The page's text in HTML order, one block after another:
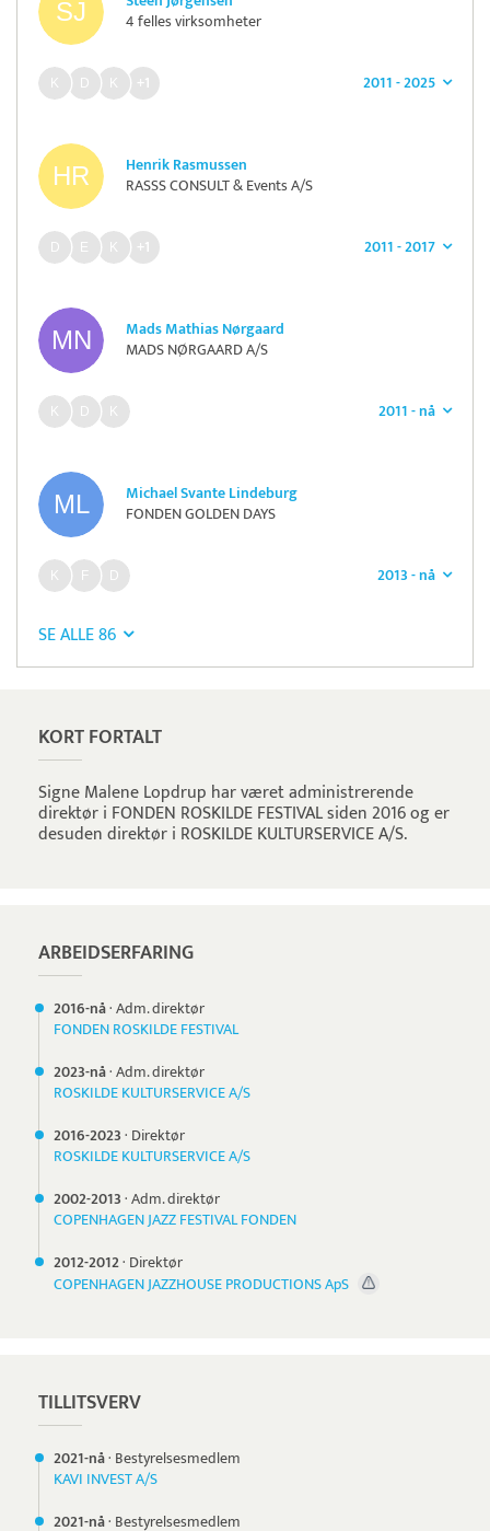
4 felles virksomheter
2011 - 2025
+1
Henrik Rasmussen
RASSS CONSULT & Events A/S
2011 - 2017
+1
Mads Mathias Nørgaard
MADS NØRGAARD A/S
2011 - nå
Michael Svante Lindeburg
FONDEN GOLDEN DAYS
2013 - nå
SE ALLE 86
KORT FORTALT
Signe Malene Lopdrup har været administrerende
direktør i FONDEN ROSKILDE FESTIVAL siden 2016 og er
desuden direktør i ROSKILDE KULTURSERVICE A/S.
ARBEIDSERFARING
2016-nå·Adm. direktør
FONDEN ROSKILDE FESTIVAL
2023-nå·Adm. direktør
ROSKILDE KULTURSERVICE A/S
2016-2023· Direktør
ROSKILDE KULTURSERVICE A/S
2002-2013·Adm. direktør
COPENHAGEN JAZZ FESTIVAL FONDEN
2012-2012· Direktør
COPENHAGEN JAZZHOUSE PRODUCTIONS ApS
TILLITSVERV
2021-nå· Bestyrelsesmedlem
KAVI INVEST A/S
2021-nå· Bestyrelsesmedlem